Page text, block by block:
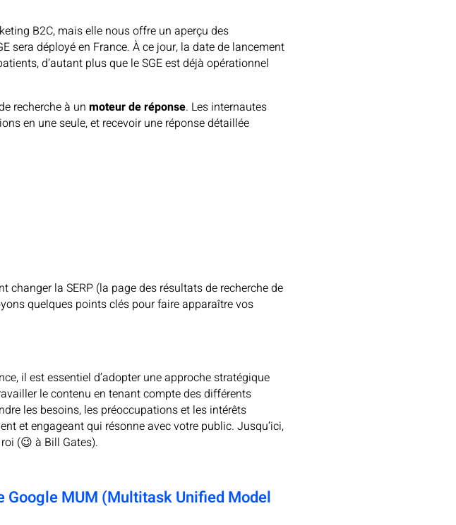
B2C, mais elle nous offre un aperçu des
sera déployé en France. À ce jour, la date de lancement
d’autant plus que le SGE est déjà opérationnel
recherche à un moteur de réponse. Les internautes
en une seule, et recevoir une réponse détaillée
changer la SERP (la page des résultats de recherche de
quelques points clés pour faire apparaître vos
il est essentiel d’adopter une approche stratégique
le contenu en tenant compte des différents
les besoins, les préoccupations et les intérêts
et engageant qui résonne avec votre public. Jusqu’ici,
(😉 à Bill Gates).
MUM (Multitask Unified Model